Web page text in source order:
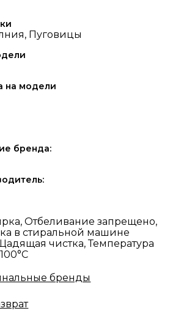
Пуговицы
на модели
бренда:
Отбеливание запрещено,
в стиральной машине
чистка, Температура
бренды